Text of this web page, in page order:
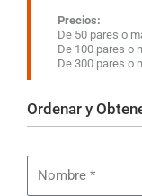
Precios:
De 50 pares o
De 100 pares o
De 300 pares o
Ordenar y